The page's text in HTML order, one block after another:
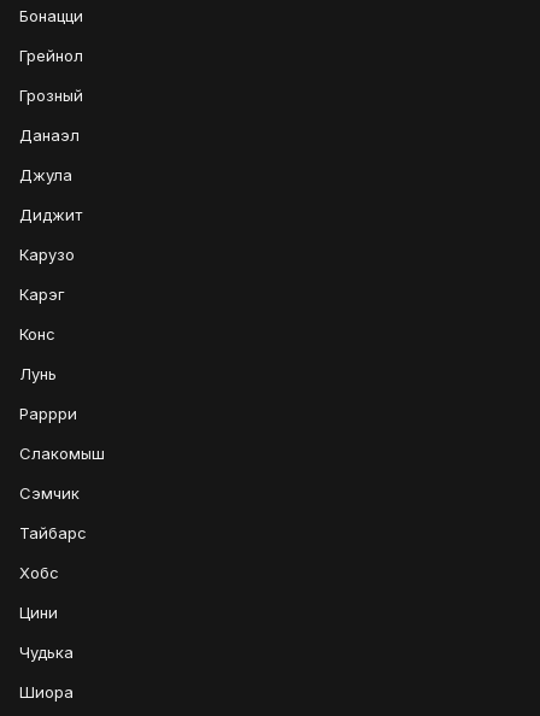
Бонацци
Грейнол
Грозный
Данаэл
Джула
Диджит
Карузо
Карэг
Конс
Лунь
Раррри
Слакомыш
Сэмчик
Тайбарс
Хобс
Цини
Чудька
Шиора